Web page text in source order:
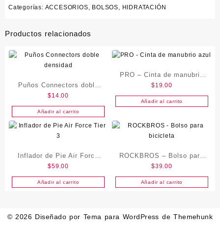
cantidad
Categorías: ACCESORIOS, BOLSOS, HIDRATACIÓN
Productos relacionados
Puños Connectors doble
densidad
$14.00
Añadir al carrito
PRO – Cinta de manubrio
azul
$19.00
Añadir al carrito
Inflador de Pie Air Force
Tier 3
$59.00
Añadir al carrito
ROCKBROS – Bolso para
bicicleta
$39.00
Añadir al carrito
© 2026 Diseñado por Tema para WordPress de Themehunk